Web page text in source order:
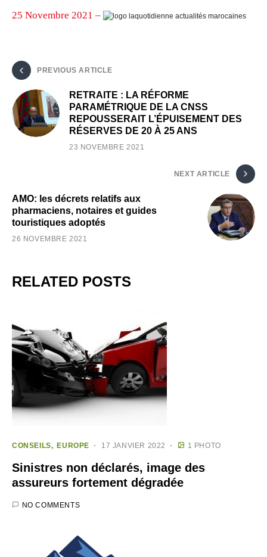
25 Novembre 2021 –
PREVIOUS ARTICLE
RETRAITE : LA RÉFORME
PARAMÉTRIQUE DE LA CNSS
REPOUSSERAIT L’ÉPUISEMENT DES
RÉSERVES DE 20 À 25 ANS
23 NOVEMBRE 2021
NEXT ARTICLE
AMO: les décrets relatifs aux
pharmaciens, notaires et guides
touristiques adoptés
26 NOVEMBRE 2021
RELATED POSTS
CONSEILS EUROPE 17 JANVIER 2022 1 PHOTO
Sinistres non déclarés, image des
assureurs fortement dégradée
NO COMMENTS